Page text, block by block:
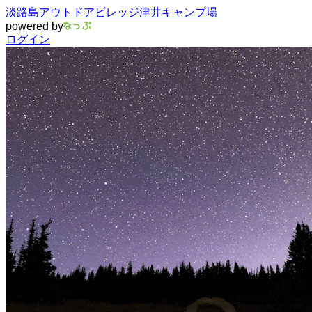
淡路島アウトドアビレッジ津井キャンプ場
powered by
ログイン